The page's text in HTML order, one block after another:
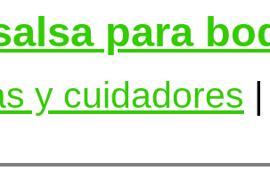
para
y cuidadores